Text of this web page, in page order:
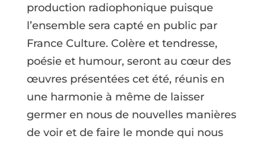
production radiophonique puisque
l’ensemble sera capté en public par
France Culture. Colère et tendresse,
poésie et humour, seront au cœur des
œuvres présentées cet été, réunis en
une harmonie à même de laisser
germer en nous de nouvelles manières
de voir et de faire le monde qui nous